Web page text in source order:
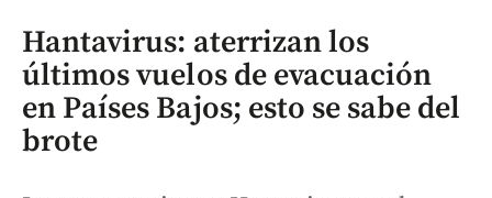
Hantavirus: aterrizan los
últimos vuelos de evacuación
en Países Bajos; esto se sabe del
brote